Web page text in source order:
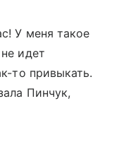
У меня такое
идет
то привыкать.
Пинчук,